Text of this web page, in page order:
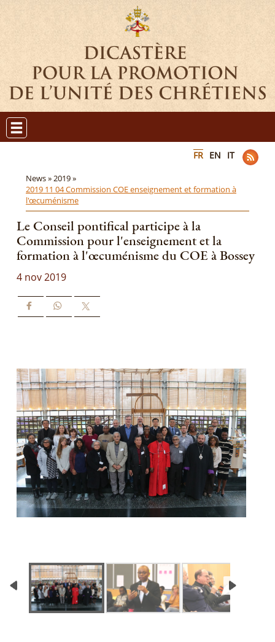
FR EN IT
News »2019 »
2019 11 04 Commission COE enseignement et formation à
l'œcuménisme
Le Conseil pontifical participe à la
Commission pour l'enseignement et la
formation à l'œcuménisme du COE à Bossey
4 nov 2019